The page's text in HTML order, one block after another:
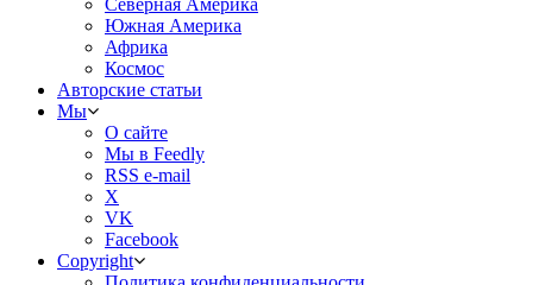
Южная Америка
Африка
Космос
Авторские статьи
Мы
О сайте
Мы в Feedly
RSS e-mail
X
VK
Facebook
Copyright